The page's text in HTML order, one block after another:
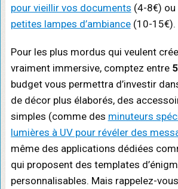
pour vieillir vos documents (4-8€) ou
petites lampes d’ambiance(10-15€).
Pour les plus mordus qui veulent
vraiment immersive, comptez entre
budget vous permettra d’investir
de décor plus élaborés, des
simples (comme des minuteurs
lumières à UV pour révéler des
même des applications dédiées
qui proposent des templates
personnalisables. Mais rappelez-